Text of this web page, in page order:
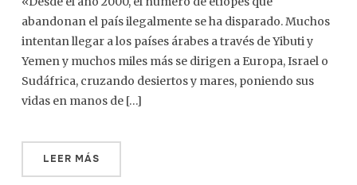
abandonan el país ilegalmente se ha disparado. Muchos
intentan llegar a los países árabes a través de Yibuti y
Yemen y muchos miles más se dirigen a Europa, Israel o
Sudáfrica, cruzando desiertos y mares, poniendo sus
vidas en manos de […]
LEER MÁS